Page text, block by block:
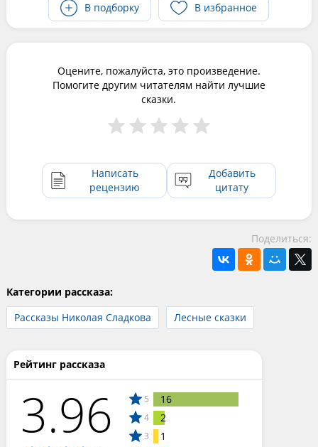
В подборку
В избранное
Оцените, пожалуйста, это произведение.
Помогите другим читателям найти лучшие
сказки.
Написать
рецензию
Добавить
цитату
Поделиться:
Категории рассказа:
Рассказы Николая Сладкова
Лесные сказки
Рейтинг рассказа
3.96 5 16
4 2
3 1